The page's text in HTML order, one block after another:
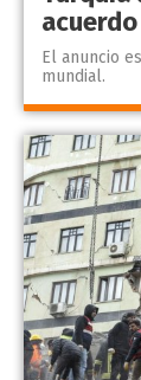
El anuncio
mundial.